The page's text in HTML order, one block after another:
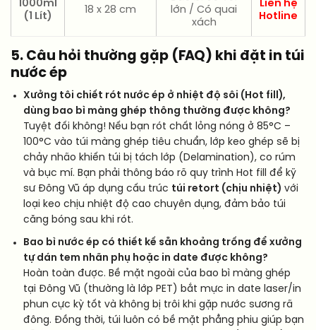
1000ml
(1 Lít)
18 x 28 cm
lớn / Có quai
xách
Liên hệ
Hotline
5. Câu hỏi thường gặp (FAQ) khi đặt in túi
nước ép
Xưởng tôi chiết rót nước ép ở nhiệt độ sôi (Hot fill),
dùng bao bì màng ghép thông thường được không?
Tuyệt đối không! Nếu bạn rót chất lỏng nóng ở 85°C –
100°C vào túi màng ghép tiêu chuẩn, lớp keo ghép sẽ bị
chảy nhão khiến túi bị tách lớp (Delamination), co rúm
và bục mí. Bạn phải thông báo rõ quy trình Hot fill để kỹ
sư Đông Vũ áp dụng cấu trúc túi retort (chịu nhiệt) với
loại keo chịu nhiệt độ cao chuyên dụng, đảm bảo túi
căng bóng sau khi rót.
Bao bì nước ép có thiết kế sẵn khoảng trống để xưởng
tự dán tem nhãn phụ hoặc in date được không?
Hoàn toàn được. Bề mặt ngoài của bao bì màng ghép
tại Đông Vũ (thường là lớp PET) bắt mực in date laser/in
phun cực kỳ tốt và không bị trôi khi gặp nước sương rã
đông. Đồng thời, túi luôn có bề mặt phẳng phiu giúp bạn